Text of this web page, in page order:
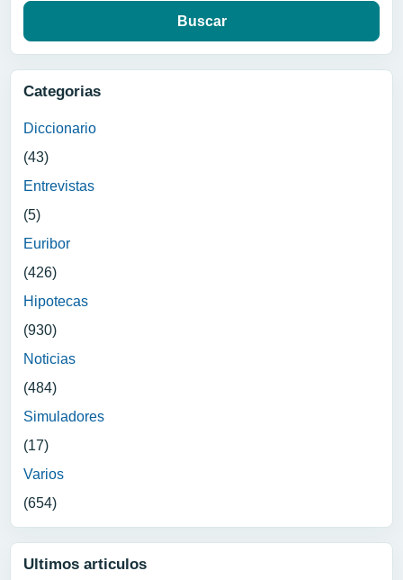
Categorias
Diccionario
(43)
Entrevistas
(5)
Euribor
(426)
Hipotecas
(930)
Noticias
(484)
Simuladores
(17)
Varios
(654)
Ultimos articulos